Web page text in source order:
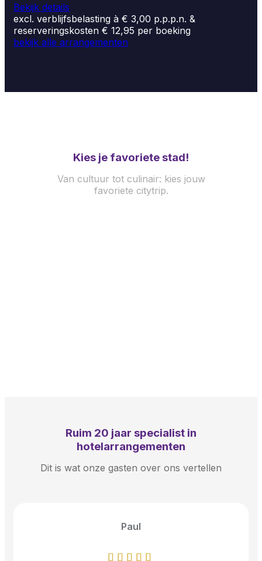
Bekijk details
excl. verblijfsbelasting à € 3,00 p.p.p.n. &
reserveringskosten € 12,95 per boeking
bekijk alle arrangementen
Kies je favoriete stad!
Van cultuur tot culinair: kies jouw
favoriete citytrip.
Ruim 20 jaar specialist in
hotelarrangementen
Dit is wat onze gasten over ons vertellen
Paul